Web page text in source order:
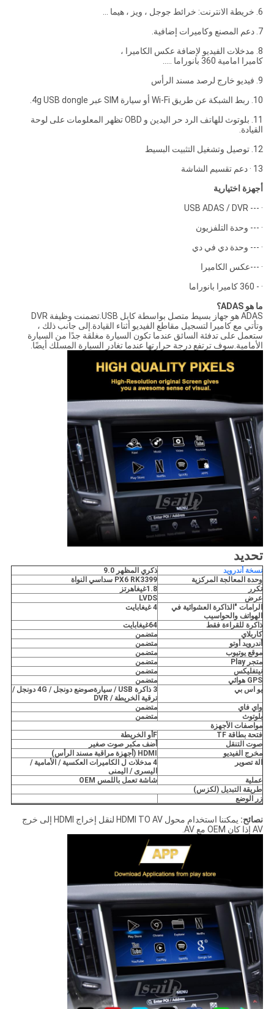
6. خريطة الانترنت: خرائط جوجل ، ويز ، هيما ...
7. دعم المصنع وكاميرات إضافية.
8. مدخلات الفيديو لإضافة عكس الكاميرا ،
كاميرا امامية 360 بانوراما .....
9. فيديو خارج لرصد مسند الرأس
10. ربط الشبكة عن طريق Wi-Fi أو سيارة SIM عبر 4g USB dongle.
11. بلوتوث للهاتف الرد حر اليدين و OBD تظهر المعلومات على لوحة
القيادة.
12. توصيل وتشغيل التثبيت البسيط
13 · دعم تقسيم الشاشة
أجهزة اختيارية
· --- USB ADAS / DVR
· --- وحدة التلفزيون
· --- وحدة دي في دي
· ---عكس الكاميرا
· - 360 كاميرا بانوراما
ما هو ADAS؟
ADAS هو جهاز بسيط متصل بواسطة كابل USB.تضمنت وظيفة DVR
وتأتي مع كاميرا لتسجيل مقاطع الفيديو أثناء القيادة.إلى جانب ذلك ،
ستعمل على تدفئة السائق عندما تكون السيارة مغلقة جدًا من السيارة
الأمامية.سوف ترتفع درجة حرارتها عندما تغادر السيارة المسلك أيضًا.
تحديد
نسخة أندرويد ذكري المظهر 9.0
وحدة المعالجة المركزية
PX6 RK3399 سداسي النواة
تكرر
1.8
غيغاهرتز
عرض
LVDS
الرامات "الذاكرة العشوائية في
الهواتف والحواسيب
4 غيغابايت
ذاكرة للقراءة فقط 64غيغابايت
كاربلاي
متضمن
أندرويد أوتو
متضمن
موقع يوتيوب
متضمن
متجر Play
متضمن
نيتفليكس
متضمن
GPS هوائي
متضمن
يو اس بي
3 ذاكرة USB / سيارة ص
وضع دونجل / 4G دونجل /
ترقية الخريطة / DVR
واي فاي
متضمن
بلوتوث
متضمن
مواصفات الأجهزة
فتحة بطاقة TF
Fأو الخريطة
صوت التنقل
أضف مكبر صوت صغير
مخرج الفيديو
HDMI (أجهزة مراقبة مسند الرأس)
الة تصوير
4 مدخلات ل الكاميرات العكسية / الأمامية /
اليسرى / اليمنى
عملية
شاشة تعمل باللمس OEM
طريقة التبديل (لكزس)
زر الوضع
نصائح:
يمكننا استخدام محول HDMI TO AV لنقل إخراج HDMI إلى خرج
AV إذا كان OEM مع AV.